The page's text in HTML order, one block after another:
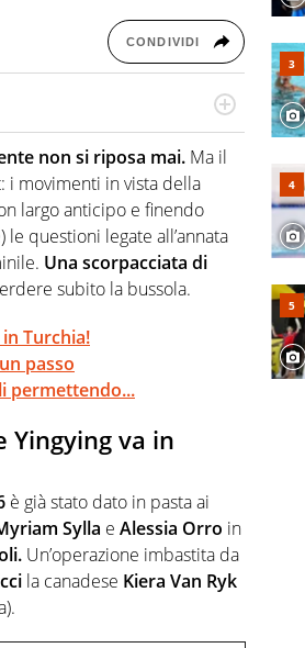
CONDIVIDI
di Virgilio Sport. Provate a
ne farà innamorare
non si riposa mai. Ma il
i movimenti in vista della
largo anticipo e finendo
questioni legate all’annata
Una scorpacciata di
subito la bussola.
Turchia!
passo
permettendo...
Yingying va in
è già stato dato in pasta ai
Sylla e Alessia Orro in
Un’operazione imbastita da
la canadese Kiera Van Ryk